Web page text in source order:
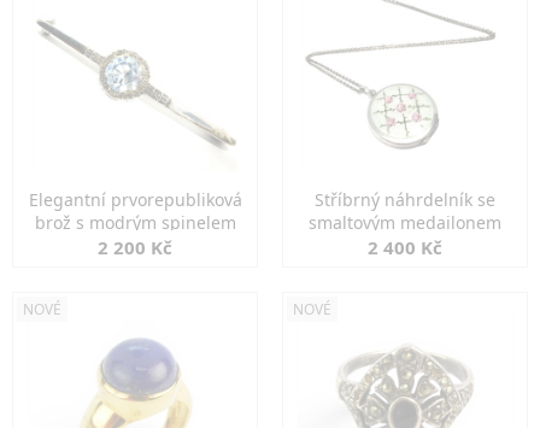
Elegantní prvorepubliková
brož s modrým spinelem
2 200 Kč
Stříbrný náhrdelník se
smaltovým medailonem
2 400 Kč
NOVÉ NOVÉ